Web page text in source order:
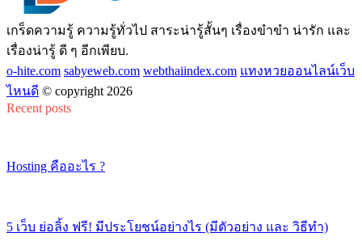
เกร็ดความรู้ ความรู้ทั่วไป สาระน่ารู้สั้นๆ เรื่องขำขำ น่ารัก และ
เรื่องน่ารู้ ดี ๆ อีกเพียบ.
o-hite.com sabyeweb.com webthaiindex.com แทงหวยออนไลน์เว็บ
ไหนดี © copyright 2026
Recent posts
Hosting คืออะไร ?
5 เว็บ ย่อลิ้ง ฟรี! มีประโยชน์อย่างไร (มีตัวอย่าง และ วิธีทำ)